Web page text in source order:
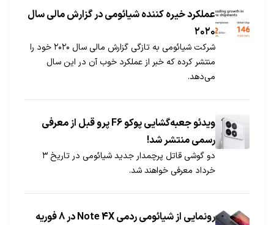
عملکرد خیره کننده شیائومی در گزارش مالی سال
۲۰۲۰
شرکت شیائومی به تازگی گزارش مالی سال ۲۰۲۰ خود را
منتشر کرده که خبر از عملکرد خوب آن در این سال
می‌دهد.
ویدئو جعبه‌گشایی پوکو F6 پرو قبل از معرفی
رسمی منتشر شد!
دو گوشی‌ قاتل پرچمدار جدید شیائومی در تاریخ ۳
خرداد معرفی خواهند شد.
رونمایی از شیائومی ردمی Note 4X در 8 فوریه